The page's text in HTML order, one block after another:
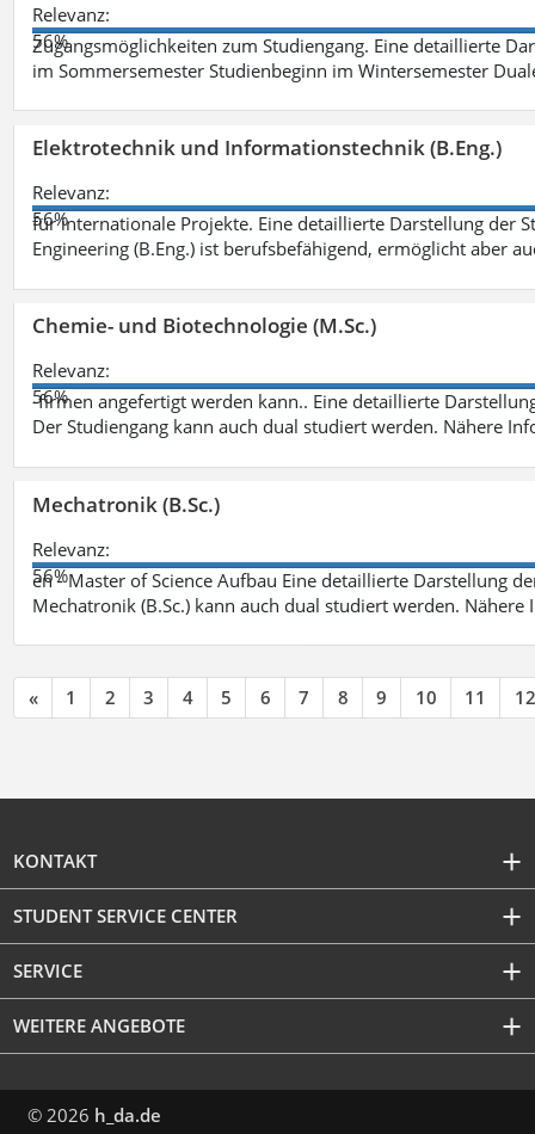
Relevanz:
56%
Zugangsmöglichkeiten zum Studiengang. Eine detaillierte
im Sommersemester Studienbeginn im Wintersemester
Elektrotechnik und Informationstechnik (B.Eng.)
Relevanz:
56%
für internationale Projekte. Eine detaillierte Darstellung der
Engineering (B.Eng.) ist berufsbefähigend, ermöglicht aber
Chemie- und Biotechnologie (M.Sc.)
Relevanz:
56%
-firmen angefertigt werden kann.. Eine detaillierte
Der Studiengang kann auch dual studiert werden. Nähere
Mechatronik (B.Sc.)
Relevanz:
56%
en - Master of Science Aufbau Eine detaillierte Darstellung
Mechatronik (B.Sc.) kann auch dual studiert werden.
« 1 2 3 4 5 6 7 8 9 10 11 12
KONTAKT
STUDENT SERVICE CENTER
SERVICE
WEITERE ANGEBOTE
© 2026 h_da.de